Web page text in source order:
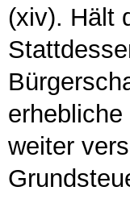
(xiv). Hält
weiter